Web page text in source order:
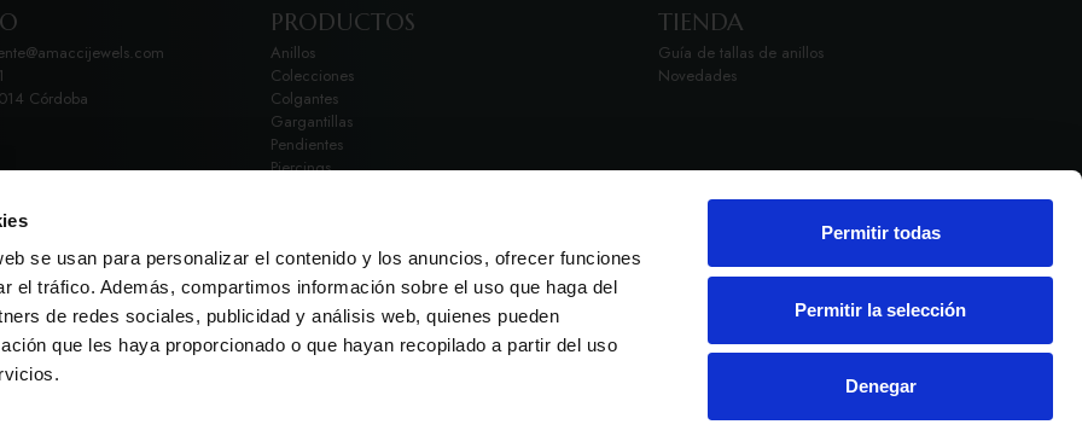
se usan para personalizar el contenido y los anuncios, ofrecer funciones
el tráfico. Además, compartimos información sobre el uso que haga del
de redes sociales, publicidad y análisis web, quienes pueden
que les haya proporcionado o que hayan recopilado a partir del uso
Permitir todas
Permitir la selección
Denegar
Córdoba
PRODUCTOS
Anillos
Colecciones
Colgantes
Gargantillas
Pendientes
Piercings
TIENDA
Guía de tallas de anillos
Novedades
y cookies Condiciones de compra